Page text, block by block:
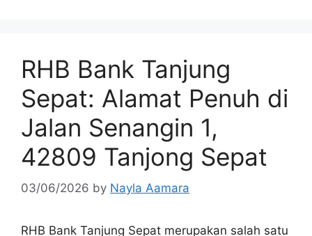
RHB Bank Tanjung
Sepat: Alamat Penuh di
Jalan Senangin 1,
42809 Tanjong Sepat
03/06/2026 by Nayla Aamara
RHB Bank Tanjung Sepat merupakan salah satu